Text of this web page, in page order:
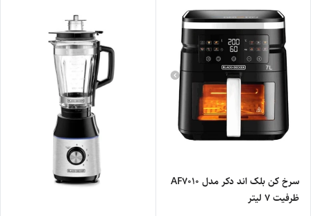
سرخ کن بلک اند دکر مدل AF7010
ظرفیت ۷ لیتر